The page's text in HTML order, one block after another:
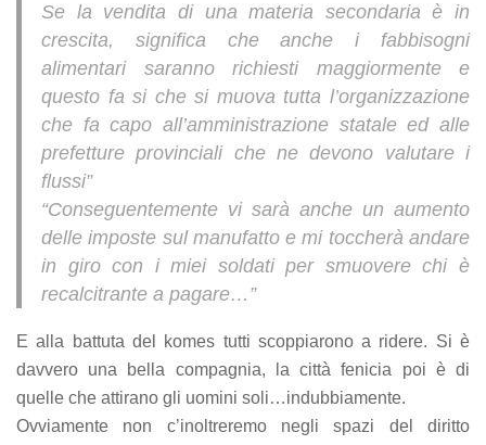
Se la vendita di una materia secondaria è in
crescita, significa che anche i fabbisogni
alimentari saranno richiesti maggiormente e
questo fa si che si muova tutta l’organizzazione
che fa capo all’amministrazione statale ed alle
prefetture provinciali che ne devono valutare i
flussi”
“Conseguentemente vi sarà anche un aumento
delle imposte sul manufatto e mi toccherà andare
in giro con i miei soldati per smuovere chi è
recalcitrante a pagare…”
E alla battuta del komes tutti scoppiarono a ridere. Si è
davvero una bella compagnia, la città fenicia poi è di
quelle che attirano gli uomini soli…indubbiamente.
Ovviamente non c’inoltreremo negli spazi del diritto